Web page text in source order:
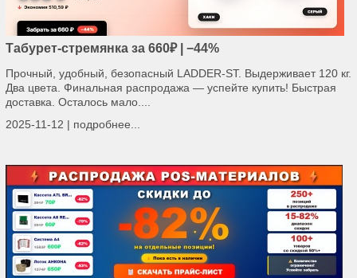
Табурет-стремянка за 660₽ | −44%
Прочный, удобный, безопасный LADDER-ST. Выдерживает 120 кг.
Два цвета. Финальная распродажа — успейте купить! Быстрая
доставка. Осталось мало....
2025-11-12 | подробнее...